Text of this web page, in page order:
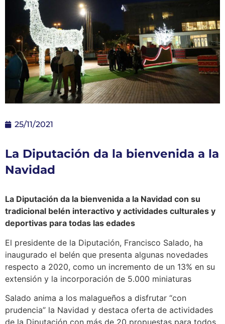
25/11/2021
La Diputación da la bienvenida a la
Navidad
La Diputación da la bienvenida a la Navidad con su
tradicional belén interactivo y actividades culturales y
deportivas para todas las edades
El presidente de la Diputación, Francisco Salado, ha
inaugurado el belén que presenta algunas novedades
respecto a 2020, como un incremento de un 13% en su
extensión y la incorporación de 5.000 miniaturas
Salado anima a los malagueños a disfrutar “con
prudencia” la Navidad y destaca oferta de actividades